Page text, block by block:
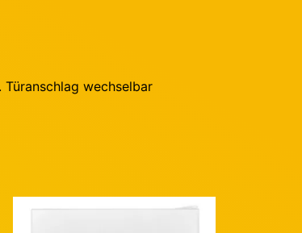
wechselbar